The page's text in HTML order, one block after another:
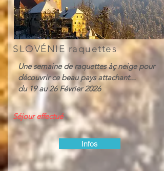
SLOVÉNIE raquettes
Une semaine de raquettes àç neige pour
découvrir ce beau pays attachant...
du 19 au 26 Février 2026
Séjour effectué
Infos